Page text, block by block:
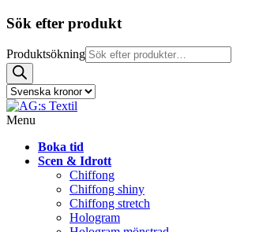
Sök efter produkt
Produktsökning
Menu
Boka tid
Scen & Idrott
Chiffong
Chiffong shiny
Chiffong stretch
Hologram